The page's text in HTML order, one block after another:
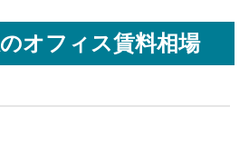
のオフィス賃料相場